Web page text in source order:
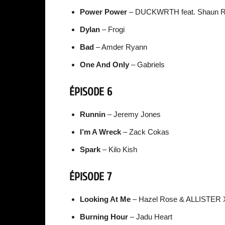
Power Power – DUCKWRTH feat. Shaun
Dylan – Frogi
Bad – Amder Ryann
One And Only – Gabriels
ÉPISODE 6
Runnin – Jeremy Jones
I’m A Wreck – Zack Cokas
Spark – Kilo Kish
ÉPISODE 7
Looking At Me – Hazel Rose & ALLISTER
Burning Hour – Jadu Heart